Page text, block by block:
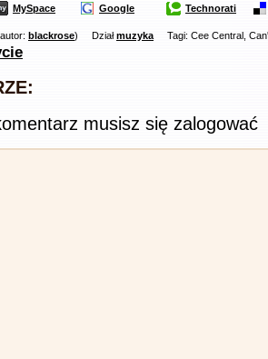
MySpace Google Technorati
blackrose) Działmuzyka Tagi: Cee Central,
musisz się zalogować